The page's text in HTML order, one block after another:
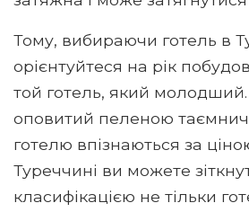
Тому, вибираючи готель в
орієнтуйтеся на рік
той готель, який
оповитий пеленою
готелю впізнаються за
Туреччині ви можете
класифікацією не тільки